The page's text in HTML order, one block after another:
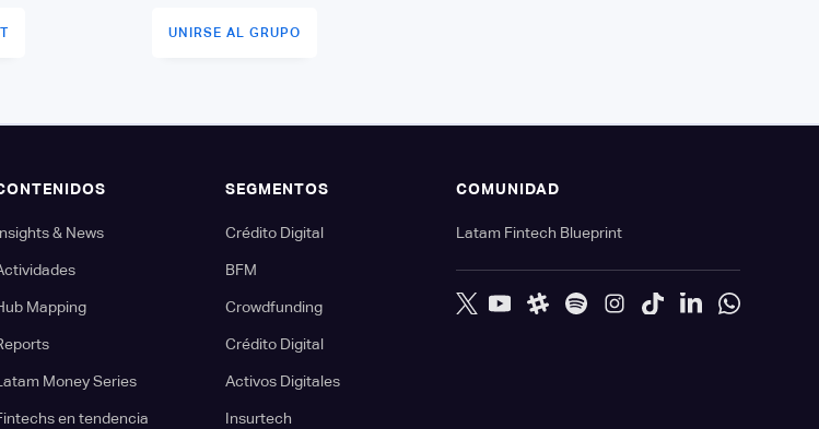
UNIRSE AL GRUPO
& News
Mapping
Money Series
en tendencia
SEGMENTOS
Crédito Digital
BFM
Crowdfunding
Crédito Digital
Activos Digitales
Insurtech
COMUNIDAD
Latam Fintech Blueprint